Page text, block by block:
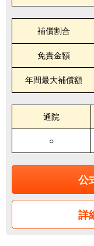
補償割合
免責金額
年間最大補償額
通院
○
公
詳